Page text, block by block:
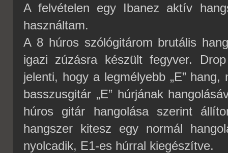
A felvételen egy Ibanez aktív
használtam.
A 8 húros szólógitárom brutális
igazi zúzásra készült fegyver.
jelenti, hogy a legmélyebb „E”
basszusgitár „E” húrjának
húros gitár hangolása szerint
hangszer kitesz egy normál
nyolcadik, E1-es húrral kiegészítve.